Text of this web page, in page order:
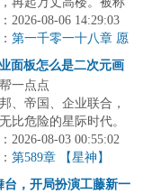
人们活跃在现实的幕
历史...
2026-08-06 14:29:03
第一千零一十八章 愿
面板怎么是二次元画
风？
一点点
、帝国、企业联合，
比危险的星际时代。
灵都能够通过特殊仪
超凡...
2026-08-03 00:55:02
第589章 【星神】
台，开局扮演工藤新一